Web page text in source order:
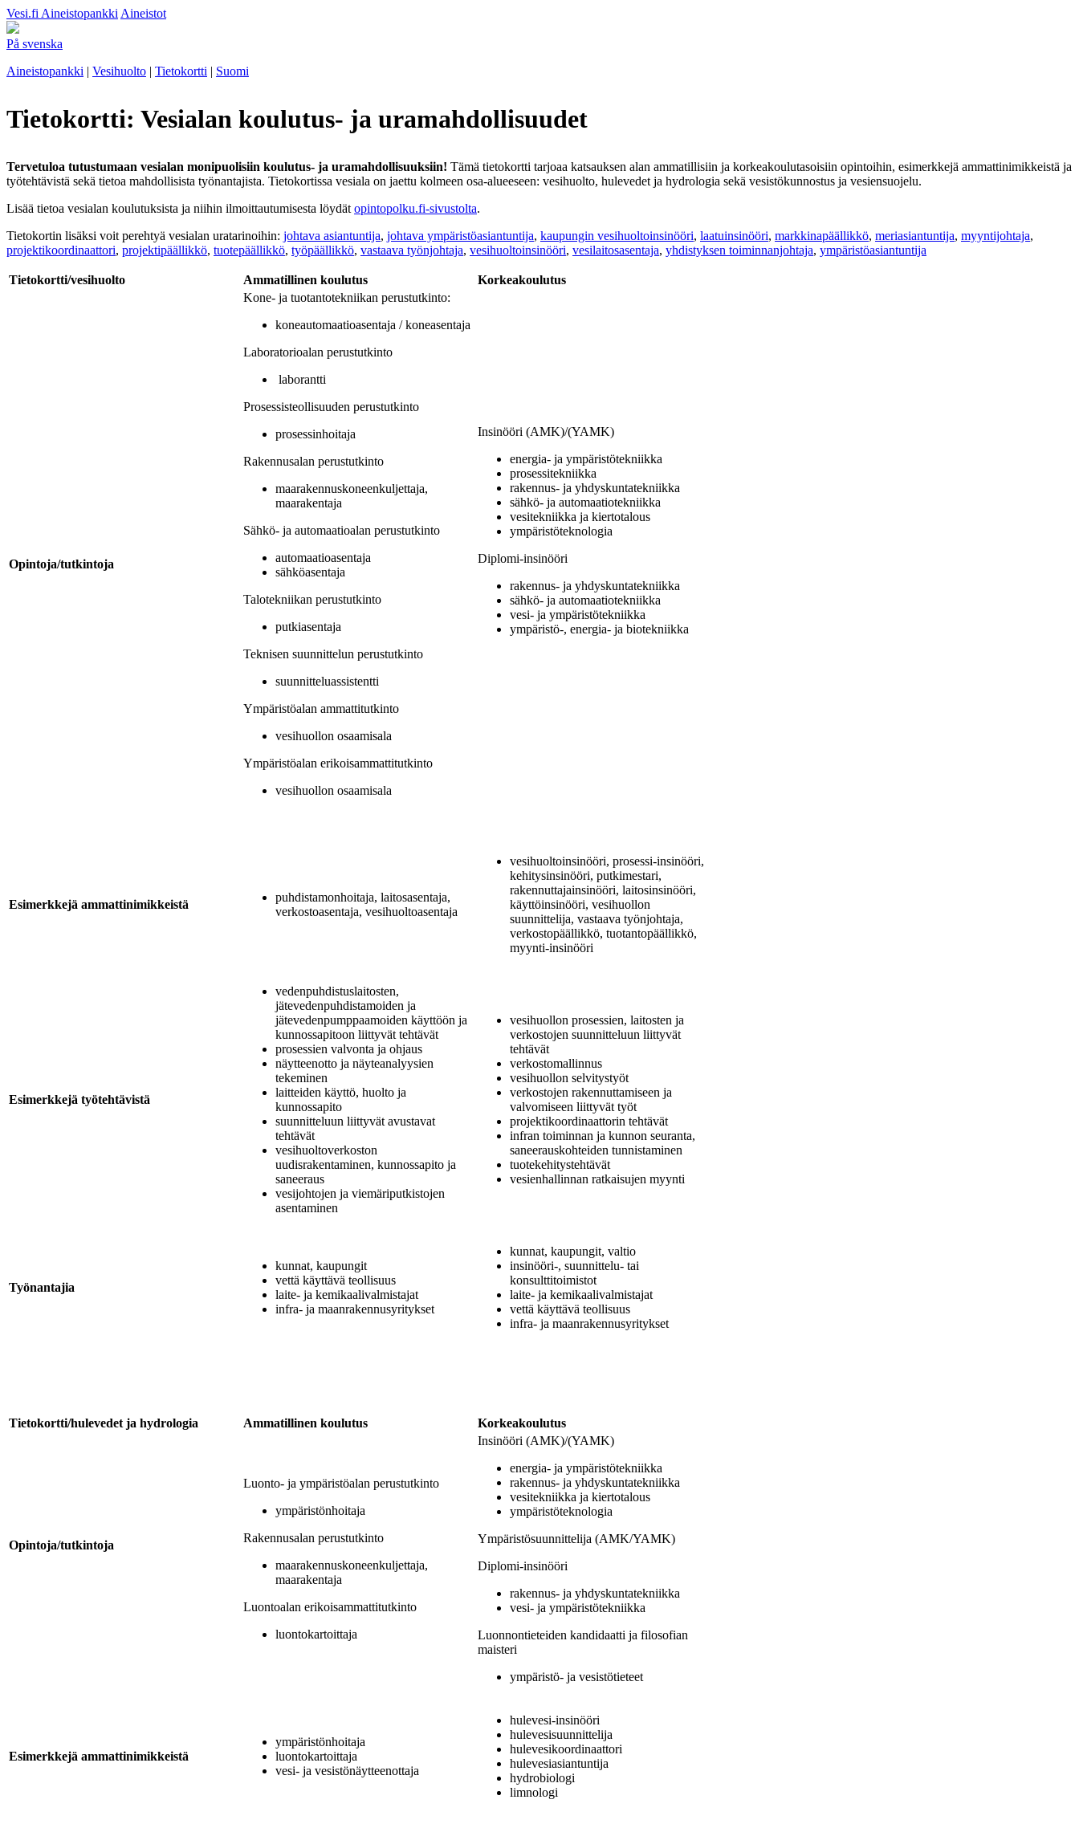
Vesi.fi Aineistopankki Aineistot
På svenska
Aineistopankki | Vesihuolto | Tietokortti | Suomi
Tietokortti: Vesialan koulutus- ja uramahdollisuudet
Tervetuloa tutustumaan vesialan monipuolisiin koulutus- ja uramahdollisuuksiin! Tämä tietokortti tarjoaa katsauksen alan ammatillisiin ja korkeakoulutasoisiin opintoihin, esimerkkejä ammattinimikkeistä ja
työtehtävistä sekä tietoa mahdollisista työnantajista. Tietokortissa vesiala on jaettu kolmeen osa-alueeseen: vesihuolto, hulevedet ja hydrologia sekä vesistökunnostus ja vesiensuojelu.
Lisää tietoa vesialan koulutuksista ja niihin ilmoittautumisesta löydät opintopolku.fi-sivustolta.
Tietokortin lisäksi voit perehtyä vesialan uratarinoihin: johtava asiantuntija, johtava ympäristöasiantuntija, kaupungin vesihuoltoinsinööri, laatuinsinööri, markkinapäällikkö, meriasiantuntija, myyntijohtaja,
projektikoordinaattori, projektipäällikkö, tuotepäällikkö, työpäällikkö, vastaava työnjohtaja, vesihuoltoinsinööri, vesilaitosasentaja, yhdistyksen toiminnanjohtaja, ympäristöasiantuntija
Tietokortti/vesihuolto Ammatillinen koulutus Korkeakoulutus
Opintoja/tutkintoja
Kone- ja tuotantotekniikan perustutkinto:
koneautomaatioasentaja / koneasentaja
Laboratorioalan perustutkinto
laborantti
Prosessisteollisuuden perustutkinto
prosessinhoitaja
Rakennusalan perustutkinto
maarakennuskoneenkuljettaja,
maarakentaja
Sähkö- ja automaatioalan perustutkinto
automaatioasentaja
sähköasentaja
Talotekniikan perustutkinto
putkiasentaja
Teknisen suunnittelun perustutkinto
suunnitteluassistentti
Ympäristöalan ammattitutkinto
vesihuollon osaamisala
Ympäristöalan erikoisammattitutkinto
vesihuollon osaamisala
Insinööri (AMK)/(YAMK)
energia- ja ympäristötekniikka
prosessitekniikka
rakennus- ja yhdyskuntatekniikka
sähkö- ja automaatiotekniikka
vesitekniikka ja kiertotalous
ympäristöteknologia
Diplomi-insinööri
rakennus- ja yhdyskuntatekniikka
sähkö- ja automaatiotekniikka
vesi- ja ympäristötekniikka
ympäristö-, energia- ja biotekniikka
Esimerkkejä ammattinimikkeistä
puhdistamonhoitaja, laitosasentaja,
verkostoasentaja, vesihuoltoasentaja
vesihuoltoinsinööri, prosessi-insinööri,
kehitysinsinööri, putkimestari,
rakennuttajainsinööri, laitosinsinööri,
käyttöinsinööri, vesihuollon
suunnittelija, vastaava työnjohtaja,
verkostopäällikkö, tuotantopäällikkö,
myynti-insinööri
Esimerkkejä työtehtävistä
vedenpuhdistuslaitosten,
jätevedenpuhdistamoiden ja
jätevedenpumppaamoiden käyttöön ja
kunnossapitoon liittyvät tehtävät
prosessien valvonta ja ohjaus
näytteenotto ja näyteanalyysien
tekeminen
laitteiden käyttö, huolto ja
kunnossapito
suunnitteluun liittyvät avustavat
tehtävät
vesihuoltoverkoston
uudisrakentaminen, kunnossapito ja
saneeraus
vesijohtojen ja viemäriputkistojen
asentaminen
vesihuollon prosessien, laitosten ja
verkostojen suunnitteluun liittyvät
tehtävät
verkostomallinnus
vesihuollon selvitystyöt
verkostojen rakennuttamiseen ja
valvomiseen liittyvät työt
projektikoordinaattorin tehtävät
infran toiminnan ja kunnon seuranta,
saneerauskohteiden tunnistaminen
tuotekehitystehtävät
vesienhallinnan ratkaisujen myynti
Työnantajia
kunnat, kaupungit
vettä käyttävä teollisuus
laite- ja kemikaalivalmistajat
infra- ja maanrakennusyritykset
kunnat, kaupungit, valtio
insinööri-, suunnittelu- tai
konsulttitoimistot
laite- ja kemikaalivalmistajat
vettä käyttävä teollisuus
infra- ja maanrakennusyritykset
Tietokortti/hulevedet ja hydrologia Ammatillinen koulutus Korkeakoulutus
Opintoja/tutkintoja
Luonto- ja ympäristöalan perustutkinto
ympäristönhoitaja
Rakennusalan perustutkinto
maarakennuskoneenkuljettaja,
maarakentaja
Luontoalan erikoisammattitutkinto
luontokartoittaja
Insinööri (AMK)/(YAMK)
energia- ja ympäristötekniikka
rakennus- ja yhdyskuntatekniikka
vesitekniikka ja kiertotalous
ympäristöteknologia
Ympäristösuunnittelija (AMK/YAMK)
Diplomi-insinööri
rakennus- ja yhdyskuntatekniikka
vesi- ja ympäristötekniikka
Luonnontieteiden kandidaatti ja filosofian
maisteri
ympäristö- ja vesistötieteet
Esimerkkejä ammattinimikkeistä
ympäristönhoitaja
luontokartoittaja
vesi- ja vesistönäytteenottaja
hulevesi-insinööri
hulevesisuunnittelija
hulevesikoordinaattori
hulevesiasiantuntija
hydrobiologi
limnologi